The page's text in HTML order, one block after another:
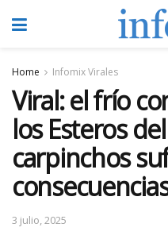
Home Infomix Virales
Viral: el frío
los Esteros
carpinchos
3 julio, 2025